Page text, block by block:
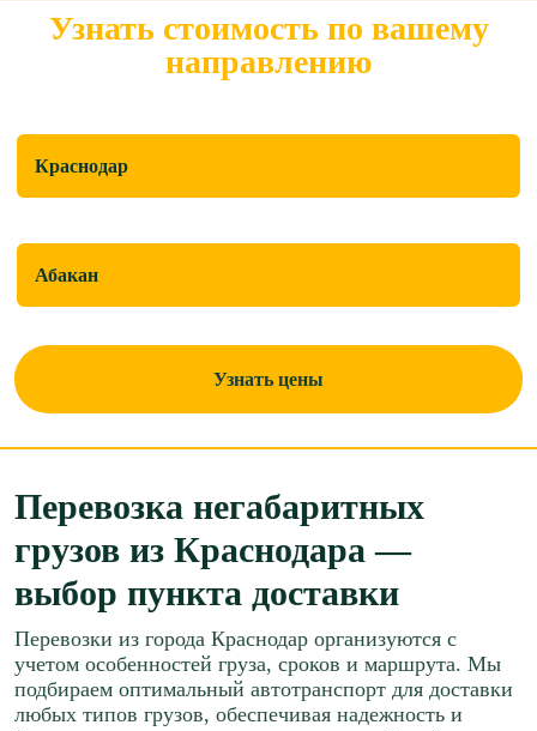
Узнать стоимость по вашему
направлению
Узнать цены
Перевозка негабаритных
грузов из Краснодара —
выбор пункта доставки
Перевозки из города Краснодар организуются с
учетом особенностей груза, сроков и маршрута. Мы
подбираем оптимальный автотранспорт для доставки
любых типов грузов, обеспечивая надежность и